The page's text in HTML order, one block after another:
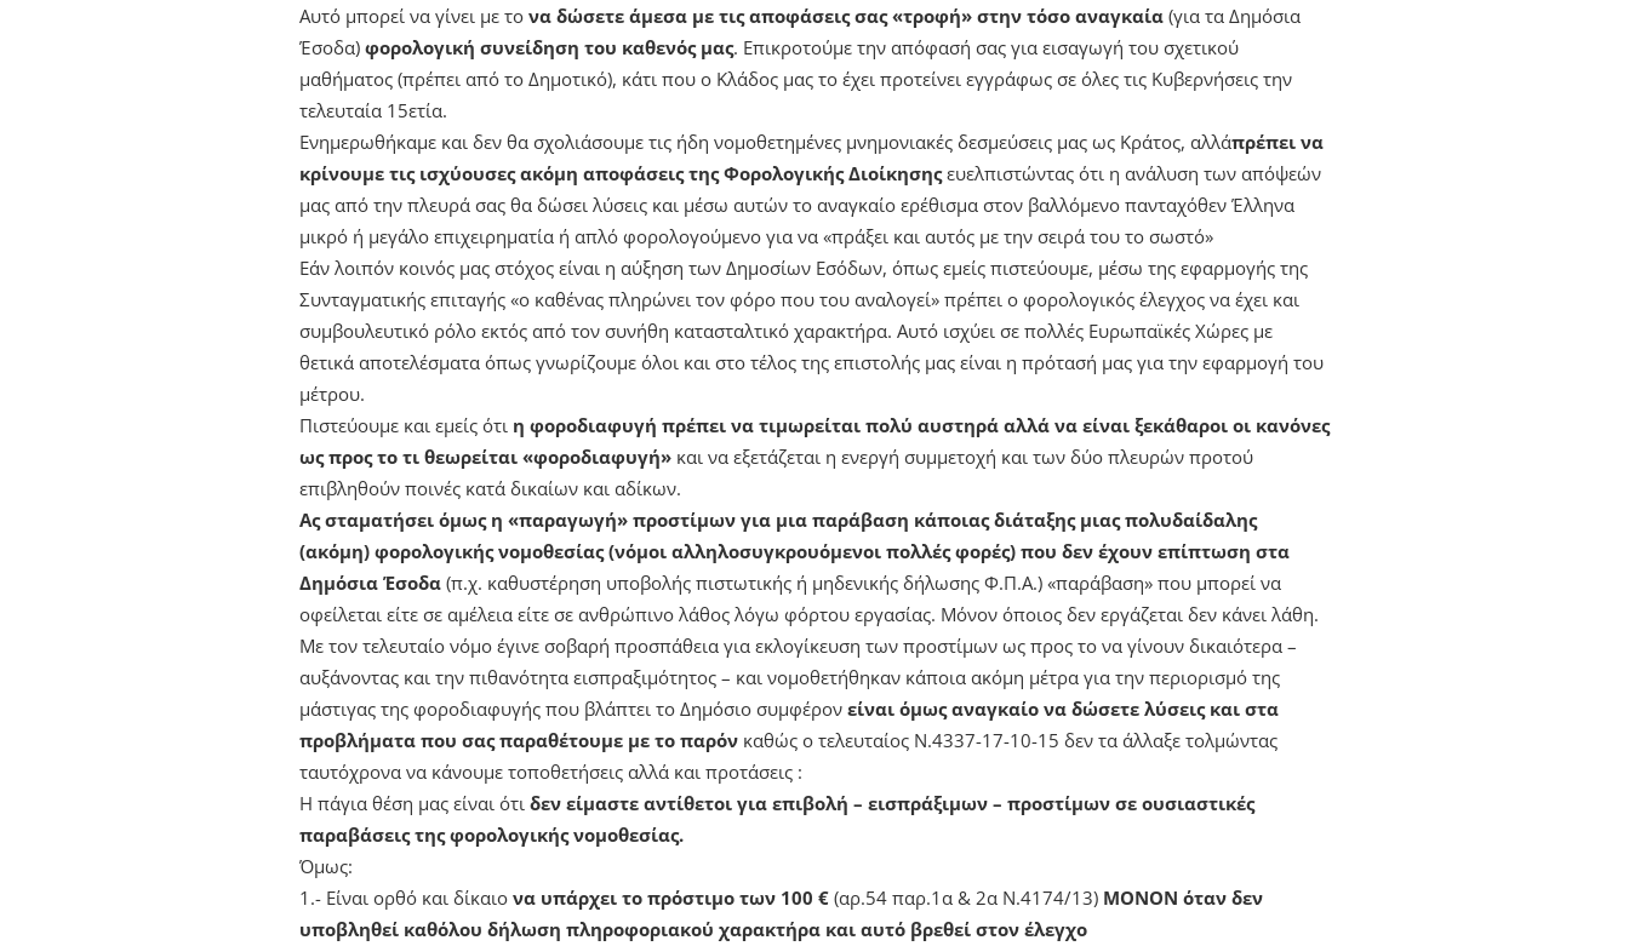
Αυτό μπορεί να γίνει με το να δώσετε άμεσα με τις αποφάσεις σας «τροφή» στην τόσο αναγκαία (για τα Δημόσια
Έσοδα) φορολογική συνείδηση του καθενός μας. Επικροτούμε την απόφασή σας για εισαγωγή του σχετικού
μαθήματος (πρέπει από το Δημοτικό), κάτι που ο Κλάδος μας το έχει προτείνει εγγράφως σε όλες τις Κυβερνήσεις την
τελευταία 15ετία.
Ενημερωθήκαμε και δεν θα σχολιάσουμε τις ήδη νομοθετημένες μνημονιακές δεσμεύσεις μας ως Κράτος, αλλάπρέπει να
κρίνουμε τις ισχύουσες ακόμη αποφάσεις της Φορολογικής Διοίκησηςευελπιστώντας ότι η ανάλυση των απόψεών
μας από την πλευρά σας θα δώσει λύσεις και μέσω αυτών το αναγκαίο ερέθισμα στον βαλλόμενο πανταχόθεν Έλληνα
μικρό ή μεγάλο επιχειρηματία ή απλό φορολογούμενο για να «πράξει και αυτός με την σειρά του το σωστό»
Εάν λοιπόν κοινός μας στόχος είναι η αύξηση των Δημοσίων Εσόδων, όπως εμείς πιστεύουμε, μέσω της εφαρμογής της
Συνταγματικής επιταγής «ο καθένας πληρώνει τον φόρο που του αναλογεί» πρέπει ο φορολογικός έλεγχος να έχει και
συμβουλευτικό ρόλο εκτός από τον συνήθη κατασταλτικό χαρακτήρα. Αυτό ισχύει σε πολλές Ευρωπαϊκές Χώρες με
θετικά αποτελέσματα όπως γνωρίζουμε όλοι και στο τέλος της επιστολής μας είναι η πρότασή μας για την εφαρμογή του
μέτρου.
Πιστεύουμε και εμείς ότι η φοροδιαφυγή πρέπει να τιμωρείται πολύ αυστηρά αλλά να είναι ξεκάθαροι οι κανόνες
ως προς το τι θεωρείται «φοροδιαφυγή» και να εξετάζεται η ενεργή συμμετοχή και των δύο πλευρών προτού
επιβληθούν ποινές κατά δικαίων και αδίκων.
Ας σταματήσει όμως η «παραγωγή» προστίμων για μια παράβαση κάποιας διάταξης μιας πολυδαίδαλης
(ακόμη) φορολογικής νομοθεσίας (νόμοι αλληλοσυγκρουόμενοι πολλές φορές) που δεν έχουν επίπτωση στα
Δημόσια Έσοδα (π.χ. καθυστέρηση υποβολής πιστωτικής ή μηδενικής δήλωσης Φ.Π.Α.) «παράβαση» που μπορεί να
οφείλεται είτε σε αμέλεια είτε σε ανθρώπινο λάθος λόγω φόρτου εργασίας. Μόνον όποιος δεν εργάζεται δεν κάνει λάθη.
Με τον τελευταίο νόμο έγινε σοβαρή προσπάθεια για εκλογίκευση των προστίμων ως προς το να γίνουν δικαιότερα –
αυξάνοντας και την πιθανότητα εισπραξιμότητος – και νομοθετήθηκαν κάποια ακόμη μέτρα για την περιορισμό της
μάστιγας της φοροδιαφυγής που βλάπτει το Δημόσιο συμφέρον είναι όμως αναγκαίο να δώσετε λύσεις και στα
προβλήματα που σας παραθέτουμε με το παρόν καθώς ο τελευταίος Ν.4337-17-10-15 δεν τα άλλαξε τολμώντας
ταυτόχρονα να κάνουμε τοποθετήσεις αλλά και προτάσεις :
Η πάγια θέση μας είναι ότι δεν είμαστε αντίθετοι για επιβολή – εισπράξιμων – προστίμων σε ουσιαστικές
παραβάσεις της φορολογικής νομοθεσίας.
Όμως:
1.- Είναι ορθό και δίκαιο να υπάρχει το πρόστιμο των 100 € (αρ.54 παρ.1α & 2α Ν.4174/13) ΜΟΝΟΝ όταν δεν
υποβληθεί καθόλου δήλωση πληροφοριακού χαρακτήρα και αυτό βρεθεί στον έλεγχο